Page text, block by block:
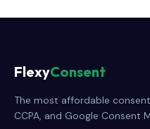
FlexyConsent
The most affordable
CCPA, and Google Consent